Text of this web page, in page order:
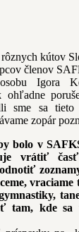
kútov
členov
Igora
ohľadne
sme sa
zopár
bolo v
vrátiť
tam, kde sa